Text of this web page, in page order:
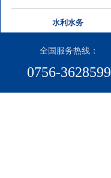
0756-3628599
水利水务
全国服务热线：​